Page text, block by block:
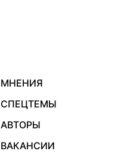
МНЕНИЯ
СПЕЦТЕМЫ
АВТОРЫ
ВАКАНСИИ